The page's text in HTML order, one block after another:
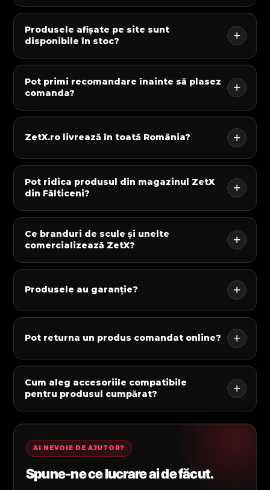
Produsele afișate pe site sunt
disponibile în stoc?
Pot primi recomandare înainte să plasez
comanda?
ZetX.ro livrează în toată România?
Pot ridica produsul din magazinul ZetX
din Fălticeni?
Ce branduri de scule și unelte
comercializează ZetX?
Produsele au garanție?
Pot returna un produs comandat online?
Cum aleg accesoriile compatibile
pentru produsul cumpărat?
AI NEVOIE DE AJUTOR?
Spune-ne ce lucrare ai de făcut.